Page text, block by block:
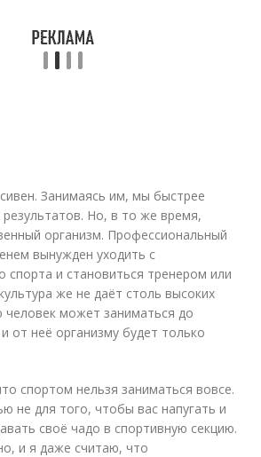
Занимаясь им, мы быстрее
результатов. Но, в то же время,
организм. Профессиональный
вынужден уходить с
спорта и становиться тренером или
же не даёт столь высоких
человек может заниматься до
от неё организму будет только
спортом нельзя заниматься вовсе.
не для того, чтобы вас напугать и
своё чадо в спортивную секцию.
и я даже считаю, что